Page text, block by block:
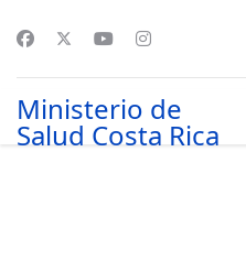
Ministerio de
Salud Costa Rica